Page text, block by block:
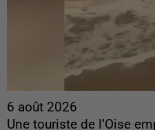
6 août 2026
Une touriste de l’Oise